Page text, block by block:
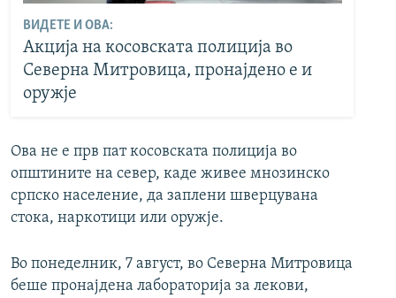
ВИДЕТЕ И ОВА:
Акција на косовската полиција во
Северна Митровица, пронајдено е и
оружје
Ова не е прв пат косовската полиција во
општините на север, каде живее мнозинско
српско население, да заплени шверцувана
стока, наркотици или оружје.
Во понеделник, 7 август, во Северна Митровица
беше пронајдена лабораторија за лекови,